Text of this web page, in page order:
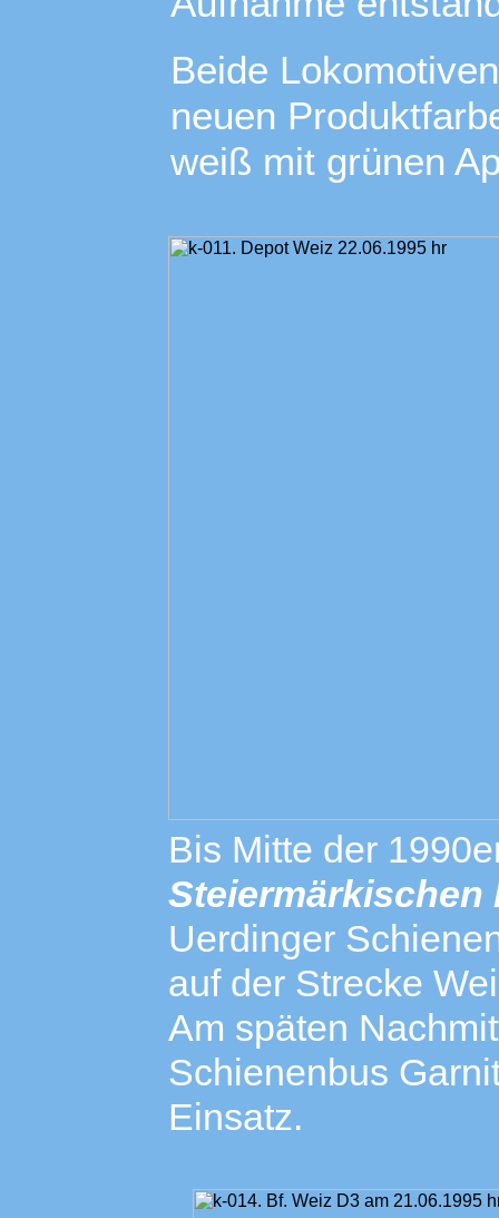
Beide
neuen
weiß mit grünen
Bis Mitte der
Steiermärkischen
Uerdinger
auf der Strecke
Am späten
Schienenbus
Einsatz.